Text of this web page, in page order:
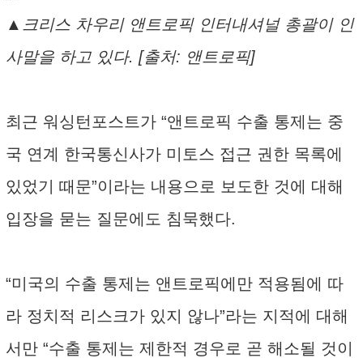
▲크리스 차우리 앤트로픽 인터내셔널 총괄이 인
사말을 하고 있다. [출처: 앤트로픽]
최근 워싱턴포스트가 “앤트로픽 수출 통제는 중
국 연계 한국통신사가 미토스 접근 권한 목록에
있었기 때문”이라는 내용으로 보도한 것에 대해
입장을 묻는 질문에도 침묵했다.
“미국의 수출 통제는 앤트로픽에만 적용됨에 따
라 정치적 리스크가 있지 않나”라는 지적에 대해
서만 “수출 통제는 제한적 경우로 곧 해소될 것이